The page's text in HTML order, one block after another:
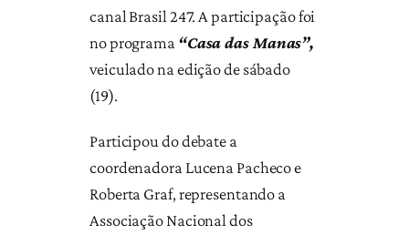
canal Brasil 247. A participação foi
no programa “Casa das Manas”,
veiculado na edição de sábado
(19).
Participou do debate a
coordenadora Lucena Pacheco e
Roberta Graf, representando a
Associação Nacional dos